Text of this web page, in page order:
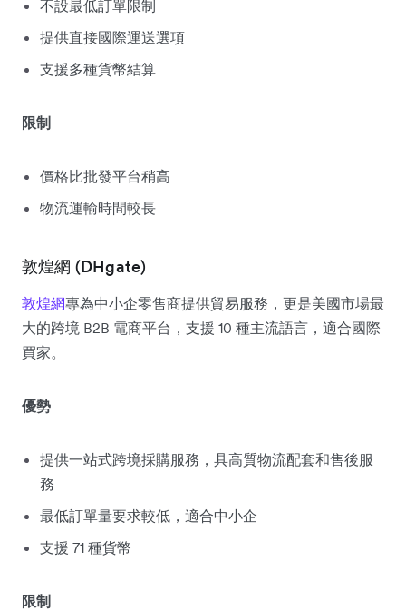
不設最低訂單限制
提供直接國際運送選項
支援多種貨幣結算
限制
價格比批發平台稍高
物流運輸時間較長
敦煌網 (DHgate)
敦煌網專為中小企零售商提供貿易服務，更是美國市場最
大的跨境 B2B 電商平台，支援 10 種主流語言，適合國際
買家。
優勢
提供一站式跨境採購服務，具高質物流配套和售後服
務
最低訂單量要求較低，適合中小企
支援 71 種貨幣
限制